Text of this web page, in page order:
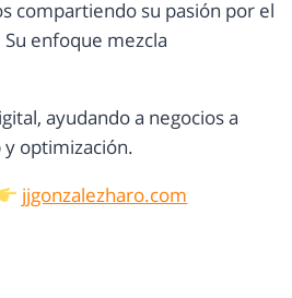
compartiendo su pasión por el
enfoque mezcla
ayudando a negocios a
optimización.
jjgonzalezharo.com